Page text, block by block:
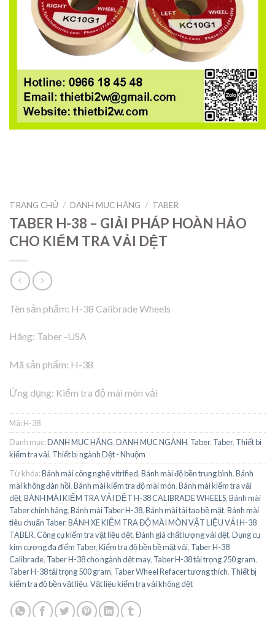
TRANG CHỦ / DANH MỤC HÃNG / TABER
TABER H-38 – GIẢI PHÁP HOÀN HẢO
CHO KIỂM TRA VẢI DỆT
Tên sản phẩm: H-38 Calibrade Wheels
Hãng: Taber -USA
Mã sản phẩm: H-38
Ứng dụng: Kiểm tra độ mài mòn vải
Mã: H-38
Danh mục:DANH MỤC HÃNG,DANH MỤC NGÀNH, Taber, Taber, Thiết bị
kiểm tra vải, Thiết bị ngành Dệt - Nhuộm
Từ khóa:Bánh mài công nghệ vitrified,Bánh mài độ bền trung bình,Bánh
mài không đàn hồi,Bánh mài kiểm tra độ mài mòn,Bánh mài kiểm tra vải
dệt,BÁNH MÀI KIỂM TRA VẢI DỆT H-38 CALIBRADE WHEELS,Bánh mài
Taber chính hãng,Bánh mài Taber H-38,Bánh mài tái tạo bề mặt,Bánh mài
tiêu chuẩn Taber,BÁNH XE KIỂM TRA ĐỘ MÀI MÒN VẬT LIỆU VẢI H-38
TABER,Công cụ kiểm tra vật liệu dệt,Đánh giá chất lượng vải dệt,Dụng cụ
kim cương đa điểm Taber,Kiểm tra độ bền bề mặt vải, Taber H-38
Calibrade, Taber H-38 cho ngành dệt may, Taber H-38 tải trọng 250 gram,
Taber H-38 tải trọng 500 gram, Taber Wheel Refacer tương thích, Thiết bị
kiểm tra độ bền vật liệu,Vật liệu kiểm tra vải không dệt